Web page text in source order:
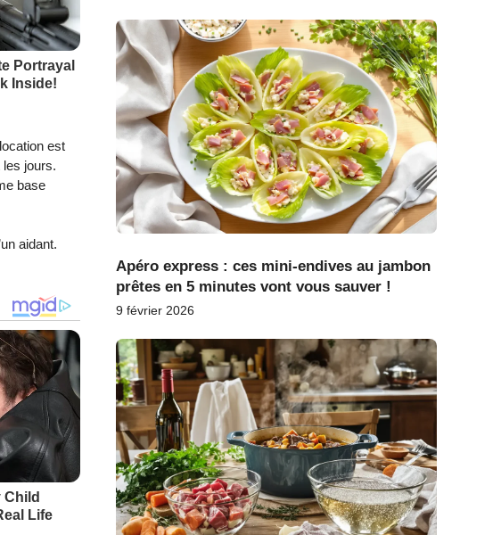
est
jours.
base
aidant.
Apéro express : ces mini-endives au jambon
prêtes en 5 minutes vont vous sauver !
9 février 2026